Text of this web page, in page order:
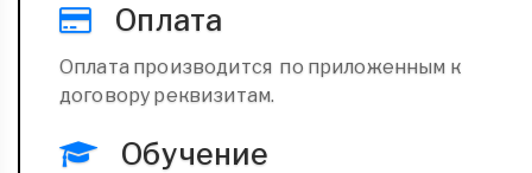
Оплата
Оплата производится по приложенным к
договору реквизитам.
Обучение